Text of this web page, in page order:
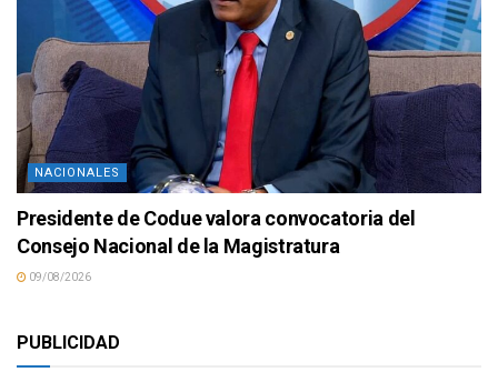
NACIONALES
Presidente de Codue valora convocatoria del
Consejo Nacional de la Magistratura
09/08/2026
PUBLICIDAD